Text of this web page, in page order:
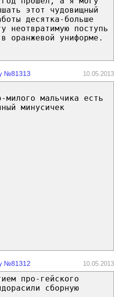
этот чудовищный
десятка-больше
неотвратимую поступь
оранжевой униформе.
№81313 10.05.2013
милого мальчика есть
минусичек
№81312 10.05.2013
про-гейского
сборную